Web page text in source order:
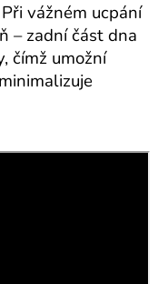
Při vážném ucpání
– zadní část dna
čímž umožní